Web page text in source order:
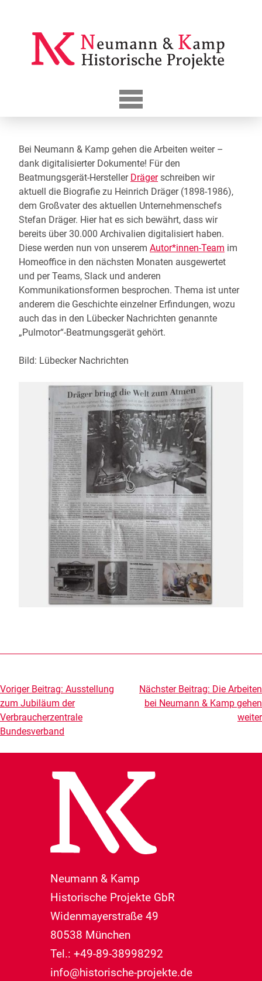
Bei Neumann & Kamp gehen die Arbeiten weiter –
dank digitalisierter Dokumente! Für den
Beatmungsgerät-Hersteller Drägerschreiben wir
aktuell die Biografie zu Heinrich Dräger (1898-1986),
dem Großvater des aktuellen Unternehmenschefs
Stefan Dräger. Hier hat es sich bewährt, dass wir
bereits über 30.000 Archivalien digitalisiert haben.
Diese werden nun von unserem Autor*innen-Team im
Homeoffice in den nächsten Monaten ausgewertet
und per Teams, Slack und anderen
Kommunikationsformen besprochen. Thema ist unter
anderem die Geschichte einzelner Erfindungen, wozu
auch das in den Lübecker Nachrichten genannte
„Pulmotor“-Beatmungsgerät gehört.
Bild: Lübecker Nachrichten
Beitragsnavigation
Voriger Beitrag: Ausstellung
zum Jubiläum der
Verbraucherzentrale
Bundesverband
Nächster Beitrag: Die Arbeiten
bei Neumann & Kamp gehen
weiter
Neumann & Kamp
Historische Projekte GbR
Widenmayerstraße 49
80538 München
Tel.: +49-89-38998292
info@historische-projekte.de